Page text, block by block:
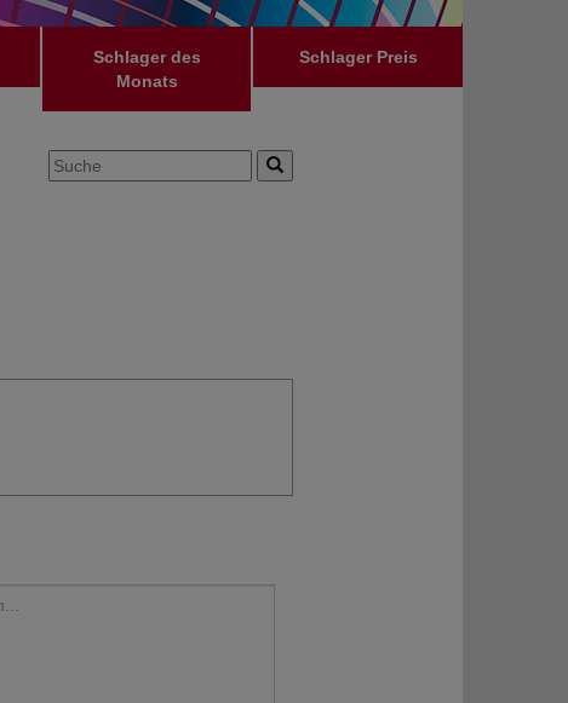
Schlager des
Monats
Schlager Preis